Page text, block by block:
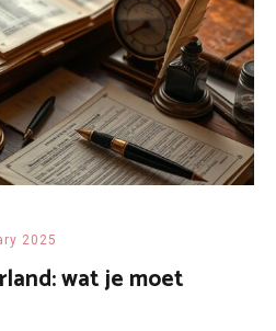
2025
wat je moet